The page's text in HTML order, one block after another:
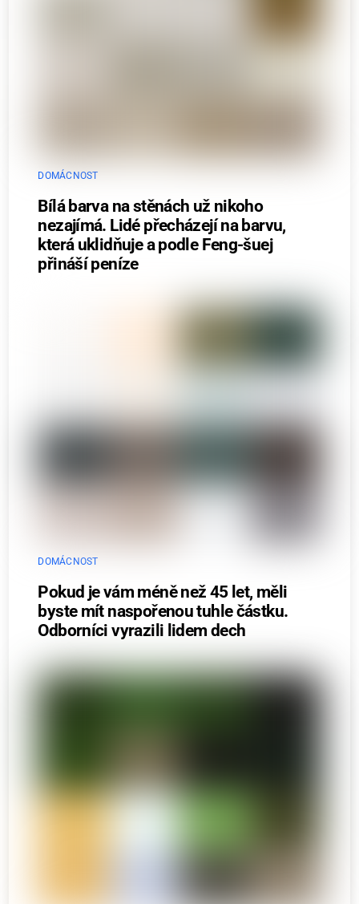
DOMÁCNOST
Bílá barva na stěnách už nikoho
nezajímá. Lidé přecházejí na barvu,
která uklidňuje a podle Feng-šuej
přináší peníze
DOMÁCNOST
Pokud je vám méně než 45 let, měli
byste mít naspořenou tuhle částku.
Odborníci vyrazili lidem dech